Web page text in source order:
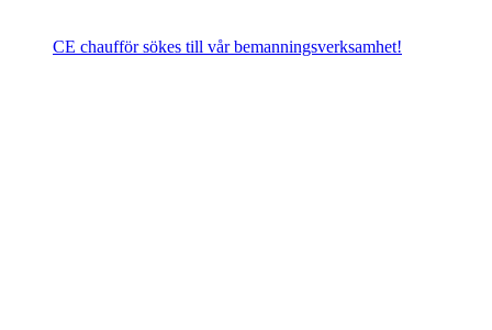
CE chaufför sökes till vår bemanningsverksamhet!